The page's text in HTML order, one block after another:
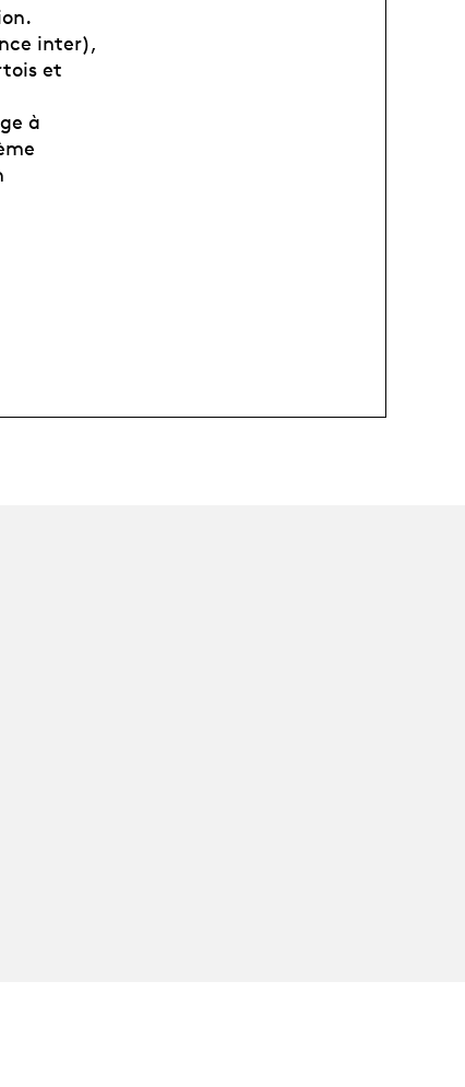
inter),
et
à